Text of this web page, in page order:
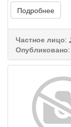
Подробнее
Частное лицо:
Опубликовано: